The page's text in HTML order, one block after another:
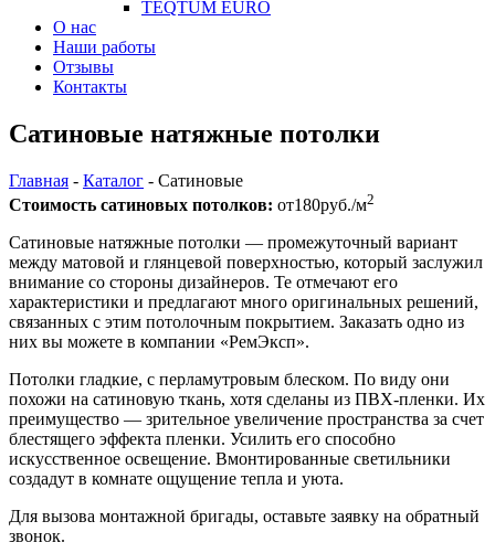
TEQTUM EURO
О нас
Наши работы
Отзывы
Контакты
Сатиновые натяжные потолки
Главная - Каталог - Сатиновые
Стоимость сатиновых потолков: от180руб./м2
Сатиновые натяжные потолки — промежуточный вариант
между матовой и глянцевой поверхностью, который заслужил
внимание со стороны дизайнеров. Те отмечают его
характеристики и предлагают много оригинальных решений,
связанных с этим потолочным покрытием. Заказать одно из
них вы можете в компании «РемЭксп».
Потолки гладкие, с перламутровым блеском. По виду они
похожи на сатиновую ткань, хотя сделаны из ПВХ-пленки. Их
преимущество — зрительное увеличение пространства за счет
блестящего эффекта пленки. Усилить его способно
искусственное освещение. Вмонтированные светильники
создадут в комнате ощущение тепла и уюта.
Для вызова монтажной бригады, оставьте заявку на обратный
звонок.